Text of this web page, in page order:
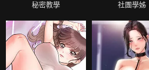
秘密教學 社團學姊